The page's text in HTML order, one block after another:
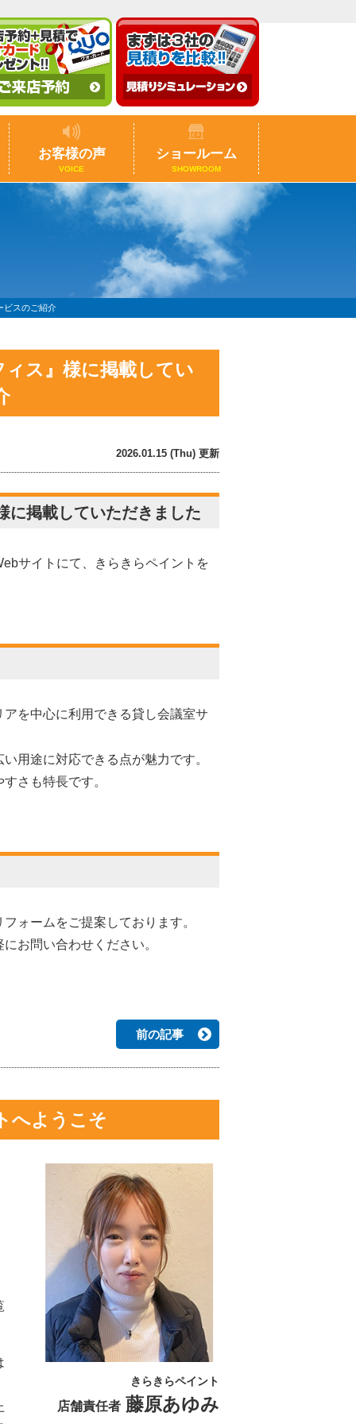
お客様の声
VOICE
ショールーム
SHOWROOM
ビスのご紹介
ス』様に掲載してい
2026.01.15 (Thu) 更新
に掲載していただきました
サイトにて、きらきらペイントを
アを中心に利用できる貸し会議室サ
用途に対応できる点が魅力です。
さも特長です。
ォームをご提案しております。
お問い合わせください。
前の記事
へようこそ
きらきらペイント
店舗責任者 藤原あゆみ